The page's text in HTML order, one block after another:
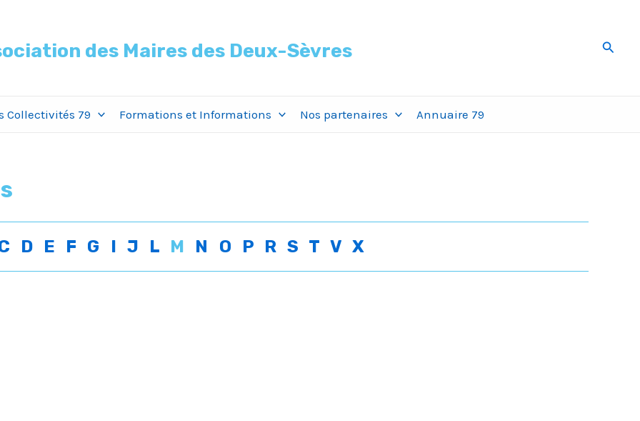
des Maires des Deux-Sèvres
Collectivités 79 Formations et Informations Nos partenaires Annuaire 79
D E F G I J L M N O P RS T V X